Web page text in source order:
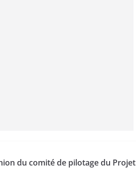
du comité de pilotage du Projet